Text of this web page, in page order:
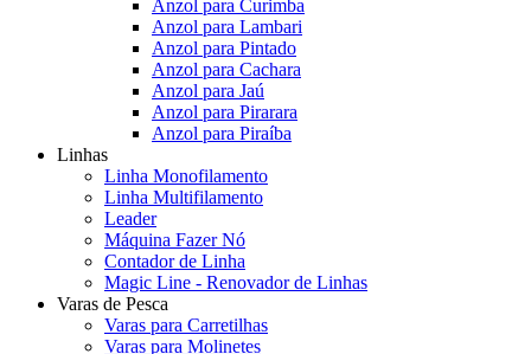
Anzol para Curimba
Anzol para Lambari
Anzol para Pintado
Anzol para Cachara
Anzol para Jaú
Anzol para Pirarara
Anzol para Piraíba
Linhas
Linha Monofilamento
Linha Multifilamento
Leader
Máquina Fazer Nó
Contador de Linha
Magic Line - Renovador de Linhas
Varas de Pesca
Varas para Carretilhas
Varas para Molinetes